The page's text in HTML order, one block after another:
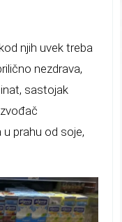
njih uvek treba
nezdrava,
sastojak
prahu od soje,